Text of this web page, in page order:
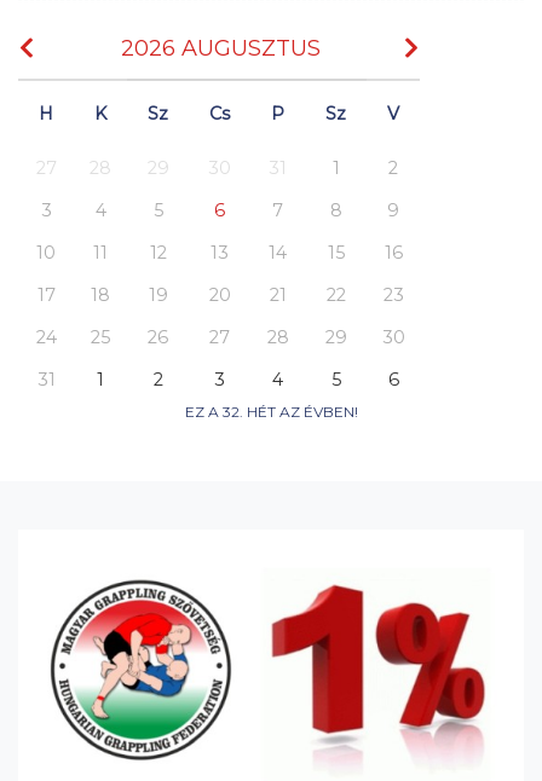
2026 AUGUSZTUS
H K Sz Cs P Sz V
27 28 29 30 31 1
2
3
4 5 6 7 8
9
10
11 12 13 14 15
16
17
18 19 20 21 22
23
24
25 26 27 28 29
30
31
1 2 3 4 5 6
EZ A 32. HÉT AZ ÉVBEN!